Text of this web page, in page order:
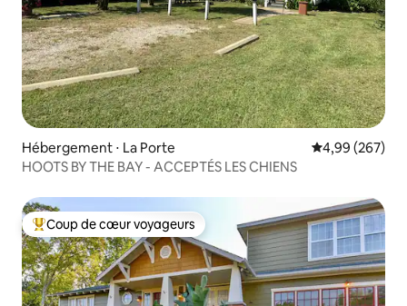
Hébergement ⋅ La Porte Évaluation
4,99 (267)
HOOTS BY THE BAY - ACCEPTÉS LES CHIENS
Coups de cœur voyageurs les plus appréciés
Coup de cœur voyageurs